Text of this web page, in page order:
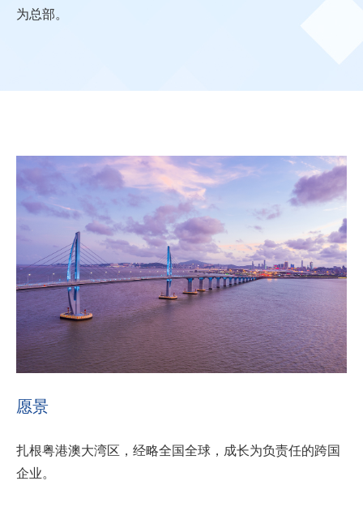
里程碑
为总部。
愿景
扎根粤港澳大湾区，经略全国全球，成长为负责任的跨国
企业。